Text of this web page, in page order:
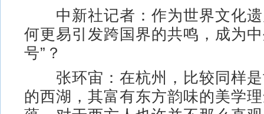
中新社记者：作为世界文化遗
何更易引发跨国界的共鸣，成为
号”？
张环宙：在杭州，比较同样是
的西湖，其富有东方韵味的美学